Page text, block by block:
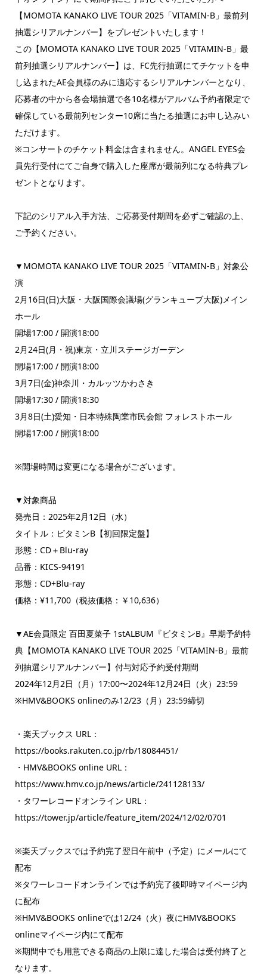
【MOMOTA KANAKO LIVE TOUR 2025「VITAMIN-B」最前列
抽選シリアルナンバー】をプレゼントいたします！
この【MOMOTA KANAKO LIVE TOUR 2025「VITAMIN-B」最
前列抽選シリアルナンバー】は、FC先行抽選にてチケットを申
し込まれたAE会員様のみに適応するシリアルナンバーとなり、
応募者の中から各会場抽選で各10名様がアルバム予約者限定で
確保している最前列センター10席に当たる抽選にお申し込みい
ただけます。
※コンサートのチケット料金は含まれません。ANGEL EYES会
員先行受付にてご自身で購入した座席が最前列になる特典プレ
ゼントとなります。
下記のシリアル入手方法、ご応募受付期間を必ずご確認の上、
ご予約ください。
▼MOMOTA KANAKO LIVE TOUR 2025「VITAMIN-B」対象公
演
2月16日(日)大阪・大阪国際会議場(グランキューブ大阪)メイン
ホール
開場17:00 / 開演18:00
2月24日(月・祝)東京・立川ステージガーデン
開場17:00 / 開演18:00
3月7日(金)神奈川・カルッツかわさき
開場17:30 / 開演18:30
3月8日(土)愛知・日本特殊陶業市民会館 フォレストホール
開場17:00 / 開演18:00
※開場時間は変更になる場合がございます。
▼対象商品
発売日：2025年2月12日（水）
タイトル：ビタミンB【初回限定盤】
形態：CD＋Blu-ray
品番：KICS-94191
形態：CD+Blu-ray
価格：¥11,700（税抜価格：￥10,636）
▼AE会員限定 百田夏菜子 1stALBUM『ビタミンB』早期予約特
典【MOMOTA KANAKO LIVE TOUR 2025「VITAMIN-B」最前
列抽選シリアルナンバー】付与対応予約受付期間
2024年12月2日（月）17:00〜2024年12月24日（火）23:59
※HMV&BOOKS onlineのみ12/23（月）23:59締切
・楽天ブックス URL：
https://books.rakuten.co.jp/rb/18084451/
・HMV&BOOKS online URL：
https://www.hmv.co.jp/news/article/241128133/
・タワーレコードオンライン URL：
https://tower.jp/article/feature_item/2024/12/02/0701
※楽天ブックスでは予約完了翌日午前中（予定）にメールにて
配布
※タワーレコードオンラインでは予約完了後即時マイページ内
に配布
※HMV&BOOKS onlineでは12/24（火）夜にHMV&BOOKS
onlineマイページ内にて配布
※期間中でも用意できる商品の上限に達した場合は受付終了と
なります。